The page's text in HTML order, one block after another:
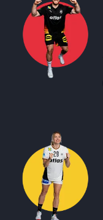
Call to action image